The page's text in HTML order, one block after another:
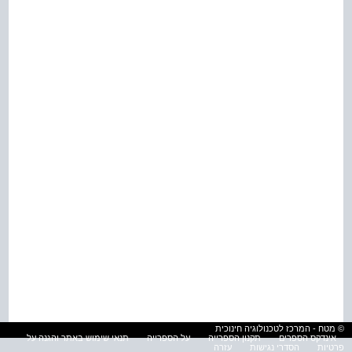
© מטח - המרכז לטכנולוגיה חינוכית
אינדקס הספרים
תקנון הספרייה על הספרייה
תנאי שימוש באתר והגנה על
פרטיות
הסדרי נגישות עזרה